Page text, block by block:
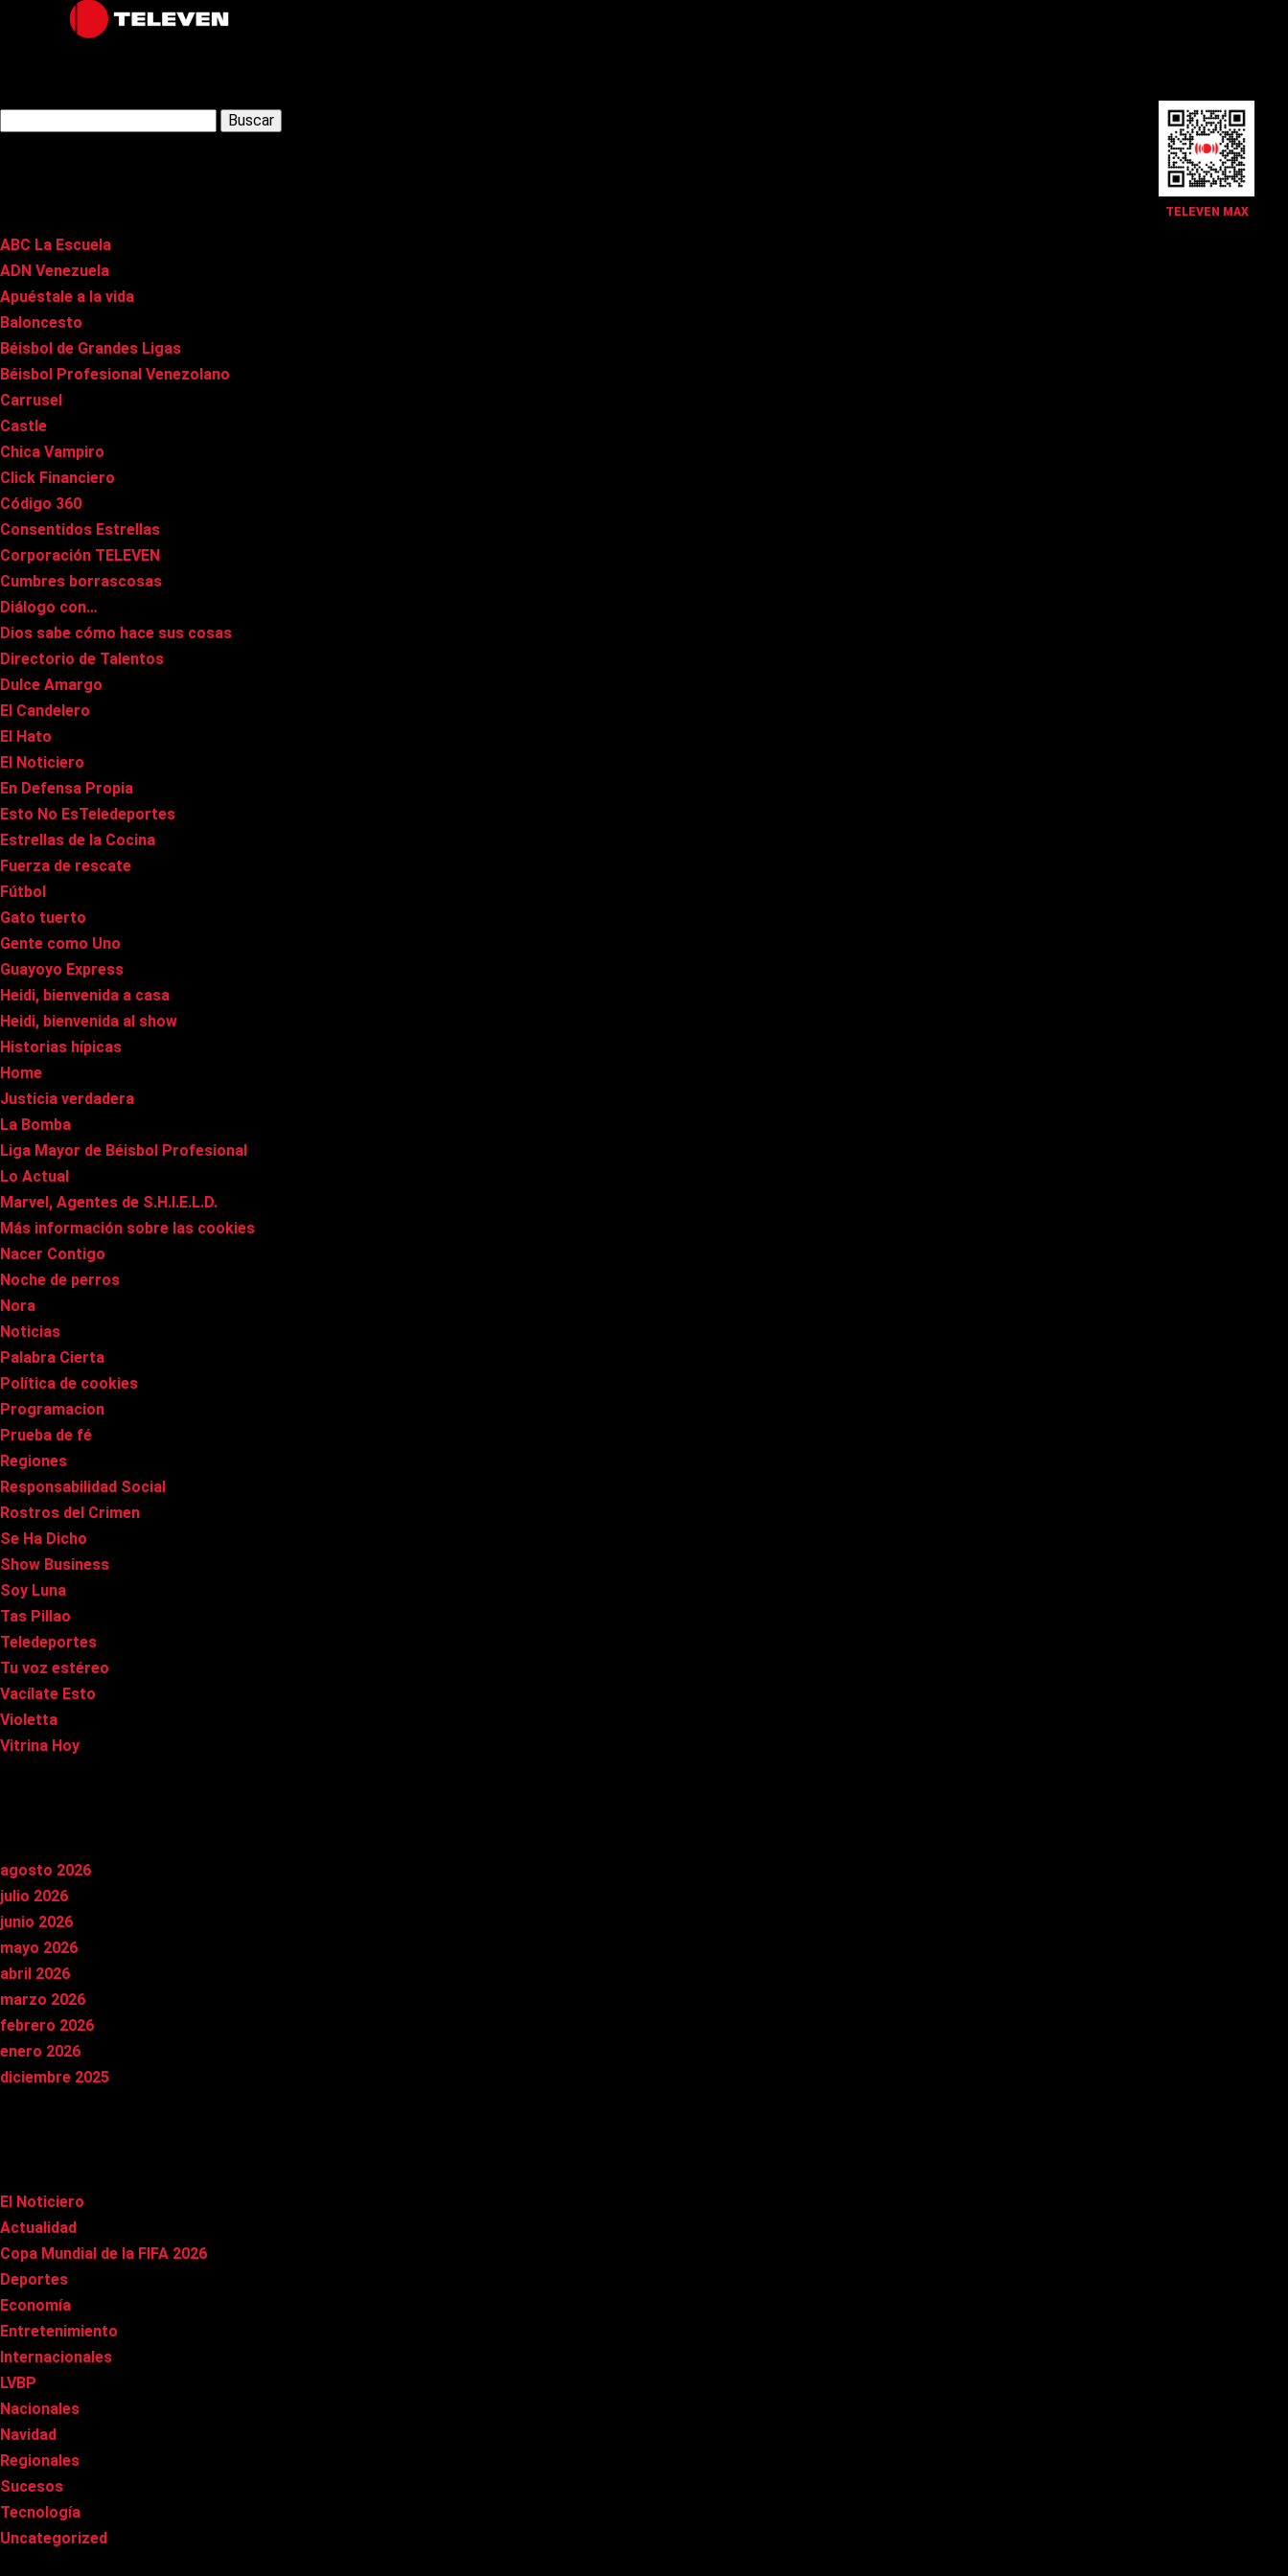
TELEVEN MAX
Latest Posts
ABC La Escuela
ADN Venezuela
Apuéstale a la vida
Baloncesto
Béisbol de Grandes Ligas
Béisbol Profesional Venezolano
Carrusel
Castle
Chica Vampiro
Click Financiero
Código 360
Consentidos Estrellas
Corporación TELEVEN
Cumbres borrascosas
Diálogo con…
Dios sabe cómo hace sus cosas
Directorio de Talentos
Dulce Amargo
El Candelero
El Hato
El Noticiero
En Defensa Propia
Esto No EsTeledeportes
Estrellas de la Cocina
Fuerza de rescate
Fútbol
Gato tuerto
Gente como Uno
Guayoyo Express
Heidi, bienvenida a casa
Heidi, bienvenida al show
Historias hípicas
Home
Justicia verdadera
La Bomba
Liga Mayor de Béisbol Profesional
Lo Actual
Marvel, Agentes de S.H.I.E.L.D.
Más información sobre las cookies
Nacer Contigo
Noche de perros
Nora
Noticias
Palabra Cierta
Política de cookies
Programacion
Prueba de fé
Regiones
Responsabilidad Social
Rostros del Crimen
Se Ha Dicho
Show Business
Soy Luna
Tas Pillao
Teledeportes
Tu voz estéreo
Vacílate Esto
Violetta
Vitrina Hoy
agosto 2026
julio 2026
junio 2026
mayo 2026
abril 2026
marzo 2026
febrero 2026
enero 2026
diciembre 2025
El Noticiero
Actualidad
Copa Mundial de la FIFA 2026
Deportes
Economía
Entretenimiento
Internacionales
LVBP
Nacionales
Navidad
Regionales
Sucesos
Tecnología
Uncategorized